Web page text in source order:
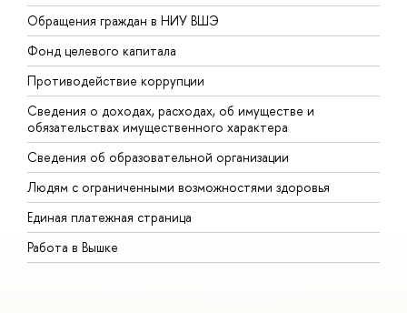
Обращения граждан в НИУ ВШЭ
Фонд целевого капитала
Противодействие коррупции
Сведения о доходах, расходах, об имуществе и
обязательствах имущественного характера
Сведения об образовательной организации
Людям с ограниченными возможностями здоровья
Единая платежная страница
Работа в Вышке